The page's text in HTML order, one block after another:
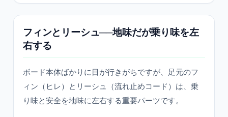
フィンとリーシュ──地味だが乗り味を左
右する
ボード本体ばかりに目が行きがちですが、足元のフ
ィン（ヒレ）とリーシュ（流れ止めコード）は、乗
り味と安全を地味に左右する重要パーツです。